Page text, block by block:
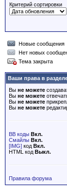
Критерий сортировки
Новые сообщения
Нет новых
Тема закрыта
Ваши права в
Вы не можете
Вы не можете
Вы не можете
Вы не можете
BB коды Вкл.
Смайлы Вкл.
[IMG] код Вкл.
HTML код Выкл.
Правила форума